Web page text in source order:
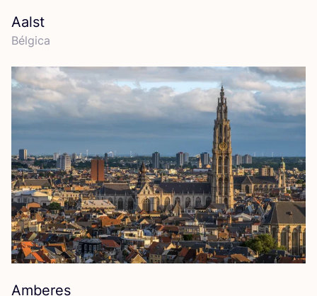
Aalst
Bél­gi­ca
Amberes